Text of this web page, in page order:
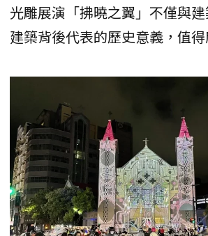
光雕展演「拂曉之翼」不僅與
建築背後代表的歷史意義，值得